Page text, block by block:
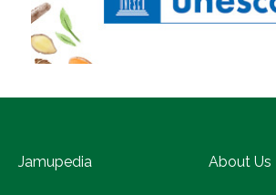
Jamupedia About Us